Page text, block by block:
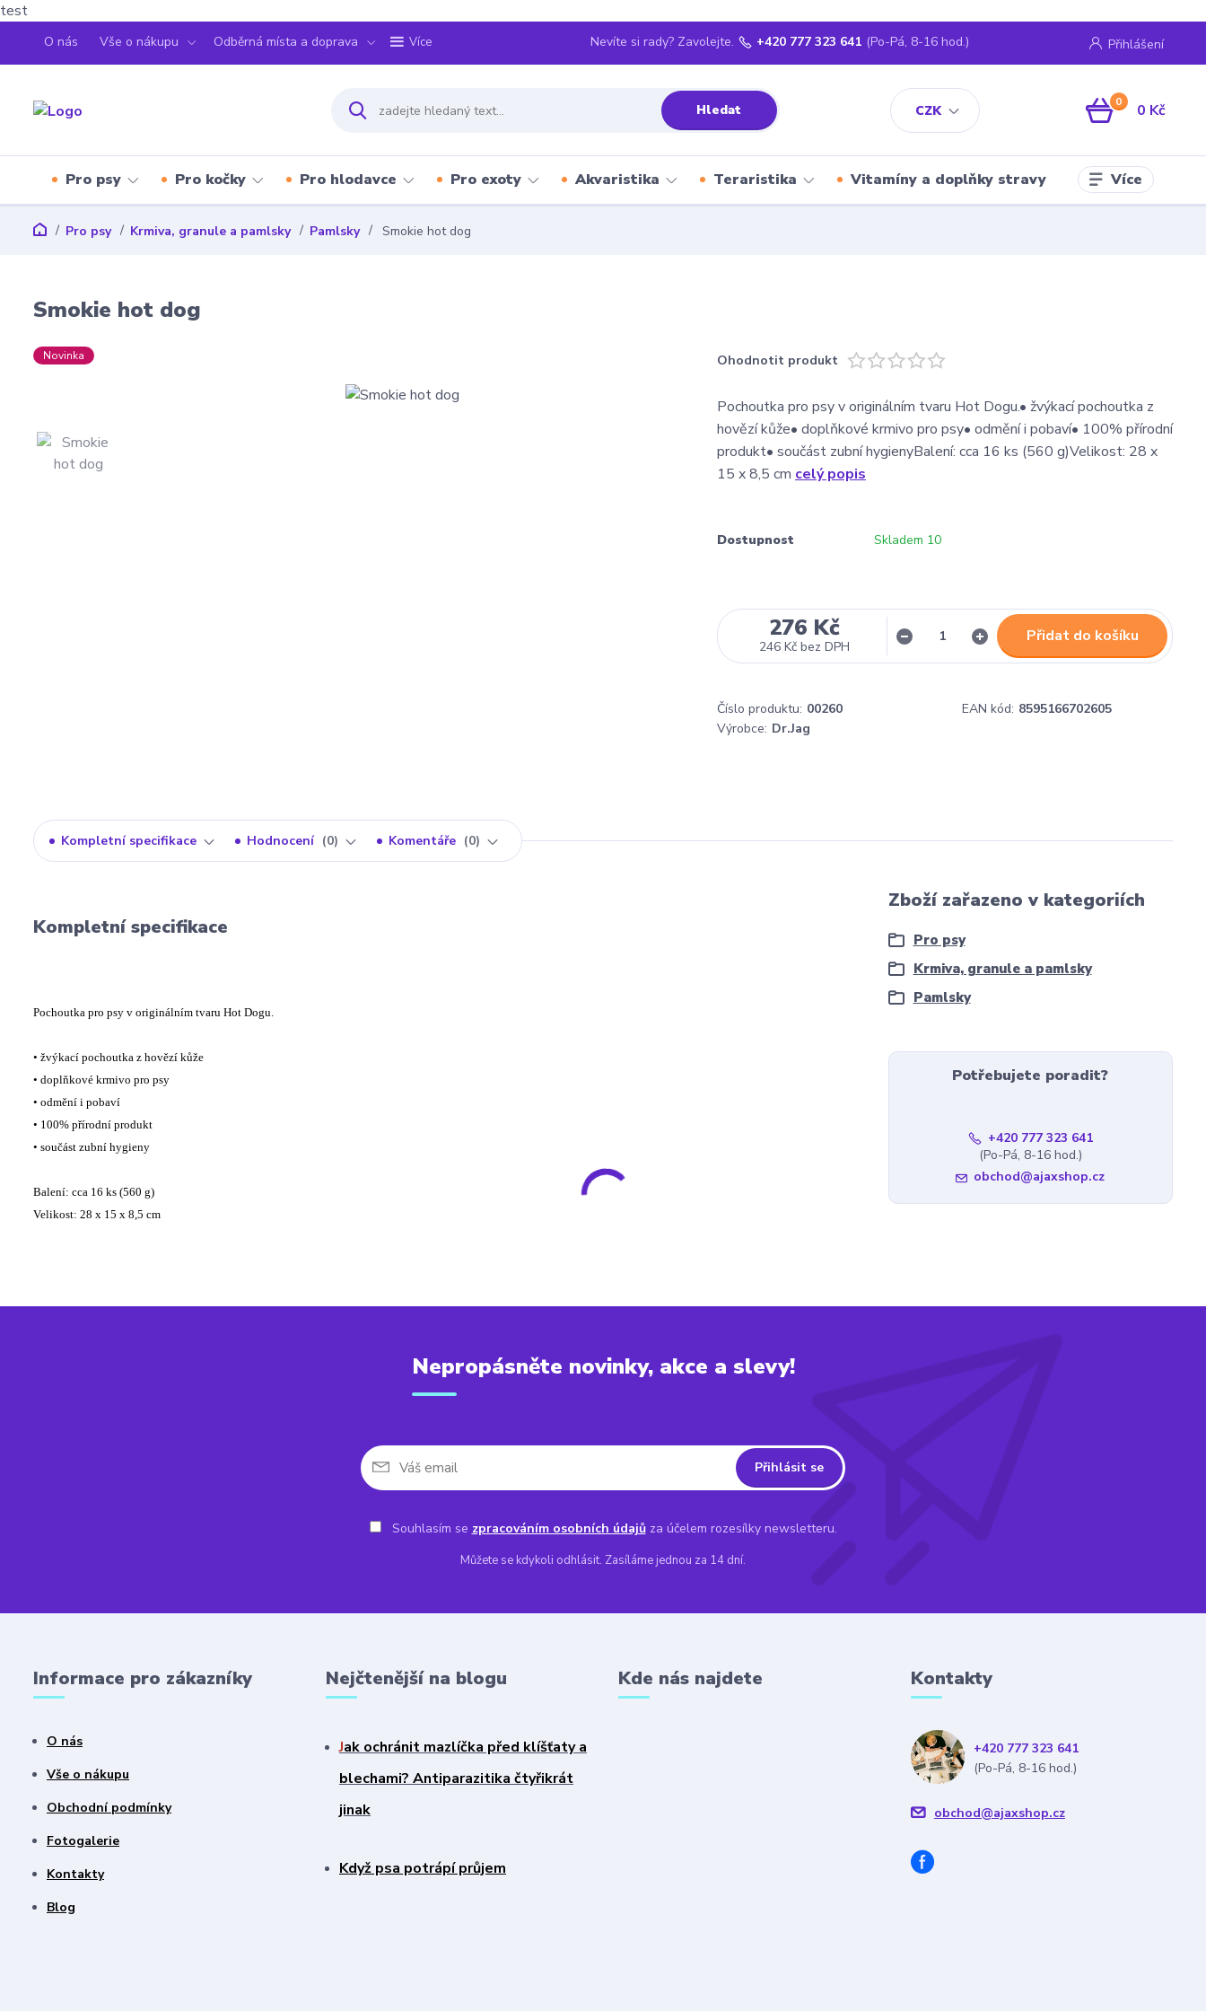
test
O nás Vše o nákupu Odběrná místa a doprava Více
CZK
Přihlášení
Hledat
Nevíte si rady? Zavolejte. +420 777 323 641 (Po-Pá, 8-16 hod.)
0 0 Kč
Pro psy Pro kočky Pro hlodavce Pro exoty Akvaristika Teraristika Vitamíny a doplňky stravy Více
Pro psy Krmiva, granule a pamlsky Pamlsky Smokie hot dog
Smokie hot dog
Novinka Ohodnotit produkt
Pochoutka pro psy v originálním tvaru Hot Dogu.• žvýkací pochoutka z
hovězí kůže• doplňkové krmivo pro psy• odmění i pobaví• 100% přírodní
produkt• součást zubní hygienyBalení: cca 16 ks (560 g)Velikost: 28 x
15 x 8,5 cm celý popis
Dostupnost Skladem 10
276 Kč
246 Kč bez DPH
Přidat do košíku
Číslo produktu: 00260 EAN kód: 8595166702605
Výrobce: Dr.Jag
Kompletní specifikace Hodnocení 0 Komentáře 0
Kompletní specifikace
Pochoutka pro psy v originálním tvaru Hot Dogu.
• žvýkací pochoutka z hovězí kůže
• doplňkové krmivo pro psy
• odmění i pobaví
• 100% přírodní produkt
• součást zubní hygieny
Balení: cca 16 ks (560 g)
Velikost: 28 x 15 x 8,5 cm
Zboží zařazeno v kategoriích
Pro psy
Krmiva, granule a pamlsky
Pamlsky
Potřebujete poradit?
+420 777 323 641
(Po-Pá, 8-16 hod.)
obchod@ajaxshop.cz
Nepropásněte novinky, akce a slevy!
Přihlásit se
Souhlasím se zpracováním osobních údajůza účelem rozesílky newsletteru.
Můžete se kdykoli odhlásit. Zasíláme jednou za 14 dní.
Informace pro zákazníky
O nás
Vše o nákupu
Obchodní podmínky
Fotogalerie
Kontakty
Blog
Nejčtenější na blogu
Jak ochránit mazlíčka před klíšťaty a
blechami? Antiparazitika čtyřikrát
jinak
Když psa potrápí průjem
Kde nás najdete Kontakty
+420 777 323 641
(Po-Pá, 8-16 hod.)
obchod@ajaxshop.cz